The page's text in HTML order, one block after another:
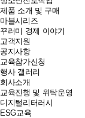
제품 소개 및 구매
마블시리즈
꾸러미 경제 이야기
고객지원
공지사항
교육참가신청
행사 갤러리
회사소개
교육진행 및 위탁운영
디지털리터러시
ESG교육